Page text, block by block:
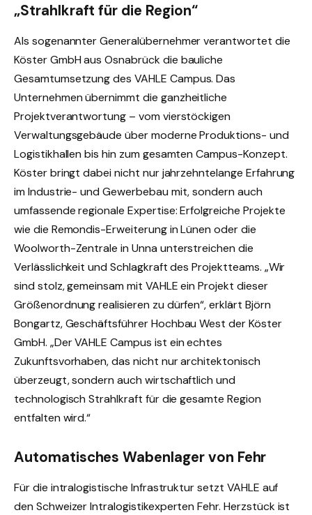
„Strahlkraft für die Region“
Als sogenannter Generalübernehmer verantwortet die
Köster GmbH aus Osnabrück die bauliche
Gesamtumsetzung des VAHLE Campus. Das
Unternehmen übernimmt die ganzheitliche
Projektverantwortung – vom vierstöckigen
Verwaltungsgebäude über moderne Produktions- und
Logistikhallen bis hin zum gesamten Campus-Konzept.
Köster bringt dabei nicht nur jahrzehntelange Erfahrung
im Industrie- und Gewerbebau mit, sondern auch
umfassende regionale Expertise: Erfolgreiche Projekte
wie die Remondis-Erweiterung in Lünen oder die
Woolworth-Zentrale in Unna unterstreichen die
Verlässlichkeit und Schlagkraft des Projektteams. „Wir
sind stolz, gemeinsam mit VAHLE ein Projekt dieser
Größenordnung realisieren zu dürfen“, erklärt Björn
Bongartz, Geschäftsführer Hochbau West der Köster
GmbH. „Der VAHLE Campus ist ein echtes
Zukunftsvorhaben, das nicht nur architektonisch
überzeugt, sondern auch wirtschaftlich und
technologisch Strahlkraft für die gesamte Region
entfalten wird.“
Automatisches Wabenlager von Fehr
Für die intralogistische Infrastruktur setzt VAHLE auf
den Schweizer Intralogistikexperten Fehr. Herzstück ist